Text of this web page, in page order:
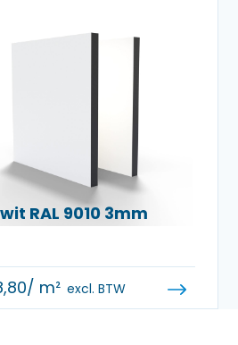
wit RAL 9010 3mm
/ m² excl. BTW